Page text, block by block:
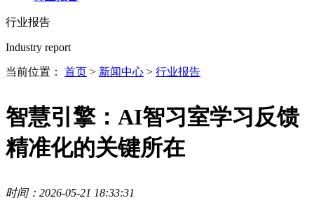
行业报告
Industry report
当前位置： 首页 > 新闻中心 > 行业报告
智慧引擎：AI智习室学习反馈
精准化的关键所在
时间：2026-05-21 18:33:31